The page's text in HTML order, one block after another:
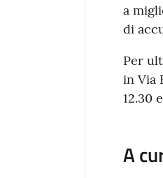
a
di
Per
in Via
12.30
A